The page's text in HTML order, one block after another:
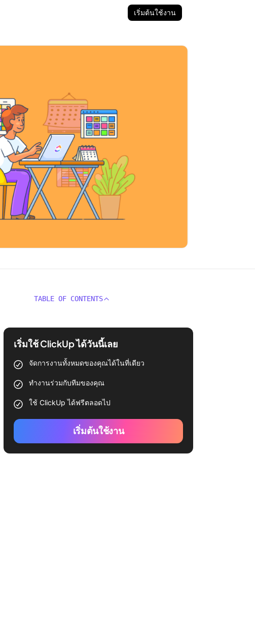
เริ่มต้นใช้งาน
TABLE OF CONTENTS
เริ่มใช้ ClickUp ได้วันนี้เลย
จัดการงานทั้งหมดของคุณได้ในที่เดียว
ทำงานร่วมกับทีมของคุณ
ใช้ ClickUp ได้ฟรีตลอดไป
เริ่มต้นใช้งาน